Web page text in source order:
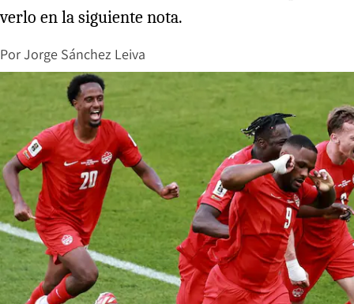
verlo en la siguiente nota.
PorJorge Sánchez Leiva